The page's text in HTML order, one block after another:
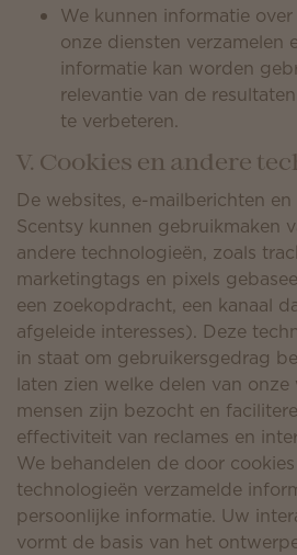
We kunnen informatie
onze diensten verzamelen
informatie kan worden
relevantie van de
te verbeteren.
V. Cookies en andere
De websites, e-mailberichten
Scentsy kunnen gebruikmaken
andere technologieën, zoals
marketingtags en pixels
een zoekopdracht, een kanaal
afgeleide interesses). Deze
in staat om gebruikersgedrag
laten zien welke delen van
mensen zijn bezocht en
effectiviteit van reclames en
We behandelen de door
technologieën verzamelde
persoonlijke informatie. Uw
vormt de basis van het